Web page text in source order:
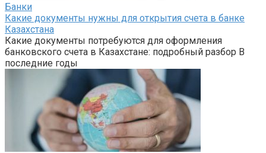
Банки
Какие документы нужны для открытия счета в банке
Казахстана
Какие документы потребуются для оформления
банковского счета в Казахстане: подробный разбор В
последние годы